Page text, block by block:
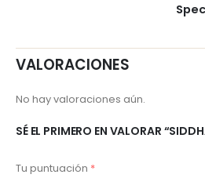
VALORACIONES
No hay valoraciones aún.
SÉ EL PRIMERO EN VALORAR
Tu puntuación *